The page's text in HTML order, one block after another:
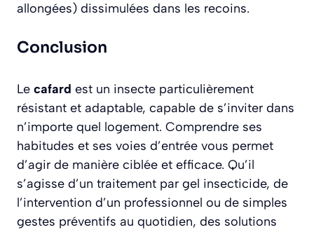
allongées) dissimulées dans les recoins.
Conclusion
Le cafard est un insecte particulièrement
résistant et adaptable, capable de s’inviter dans
n’importe quel logement. Comprendre ses
habitudes et ses voies d’entrée vous permet
d’agir de manière ciblée et efficace. Qu’il
s’agisse d’un traitement par gel insecticide, de
l’intervention d’un professionnel ou de simples
gestes préventifs au quotidien, des solutions